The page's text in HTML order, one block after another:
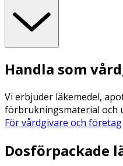
Handla som
Vi erbjuder läkemedel,
förbrukningsmaterial och
För vårdgivare och företag
Dosförpackade